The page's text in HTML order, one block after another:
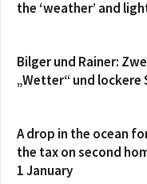
the ‘weather’ and
Bilger und Rainer:
„Wetter“ und lockere
A drop in the ocean
the tax on second
1 January